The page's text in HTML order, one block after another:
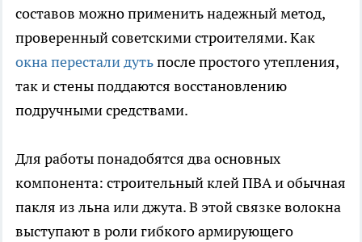
составов можно применить надежный метод,
проверенный советскими строителями. Как
окна перестали дутьпосле простого утепления,
так и стены поддаются восстановлению
подручными средствами.
Для работы понадобятся два основных
компонента: строительный клей ПВА и обычная
пакля из льна или джута. В этой связке волокна
выступают в роли гибкого армирующего